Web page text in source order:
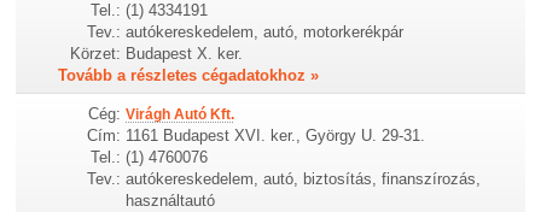
Tel.: (1) 4334191
Tev.: autókereskedelem, autó, motorkerékpár
Körzet: Budapest X. ker.
Tovább a részletes cégadatokhoz »
Cég: Virágh Autó Kft.
Cím: 1161 Budapest XVI. ker., György U. 29-31.
Tel.: (1) 4760076
Tev.: autókereskedelem, autó, biztosítás, finanszírozás,
használtautó